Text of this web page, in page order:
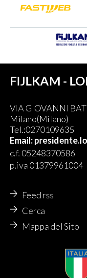
FIJLKAM -
VIA GIOVANNI
Milano(Milano)
Tel.:0270109635
Email:
c.f. 05248370586
p.iva 01379961004
Feed rss
Cerca
Mappa del Sito